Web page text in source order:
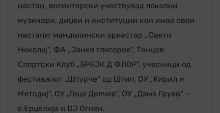
настан, волонтерски учествуваа локални
музичари, диџеи и институции кои имаа свои
настапи: мандолински оркестар „Свети
Николај“, ФА „Јанко глигоров“, Танцов
Спортски Клуб „БРЕЈК Д ФЛОР“, учесници од
фестивалот „Штурче“ од Штип, ОУ „Кирил и
Методиј“, ОУ „Гоце Делчев“, ОУ „Даме Груев“ –
с.Ерџелија и DJ Огнен.